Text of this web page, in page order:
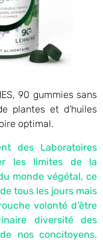
90 gummies sans
plantes et d’huiles
optimal.
des Laboratoires
les limites de la
monde végétal, ce
tous les jours mais
volonté d’être
diversité des
nos concitoyens.